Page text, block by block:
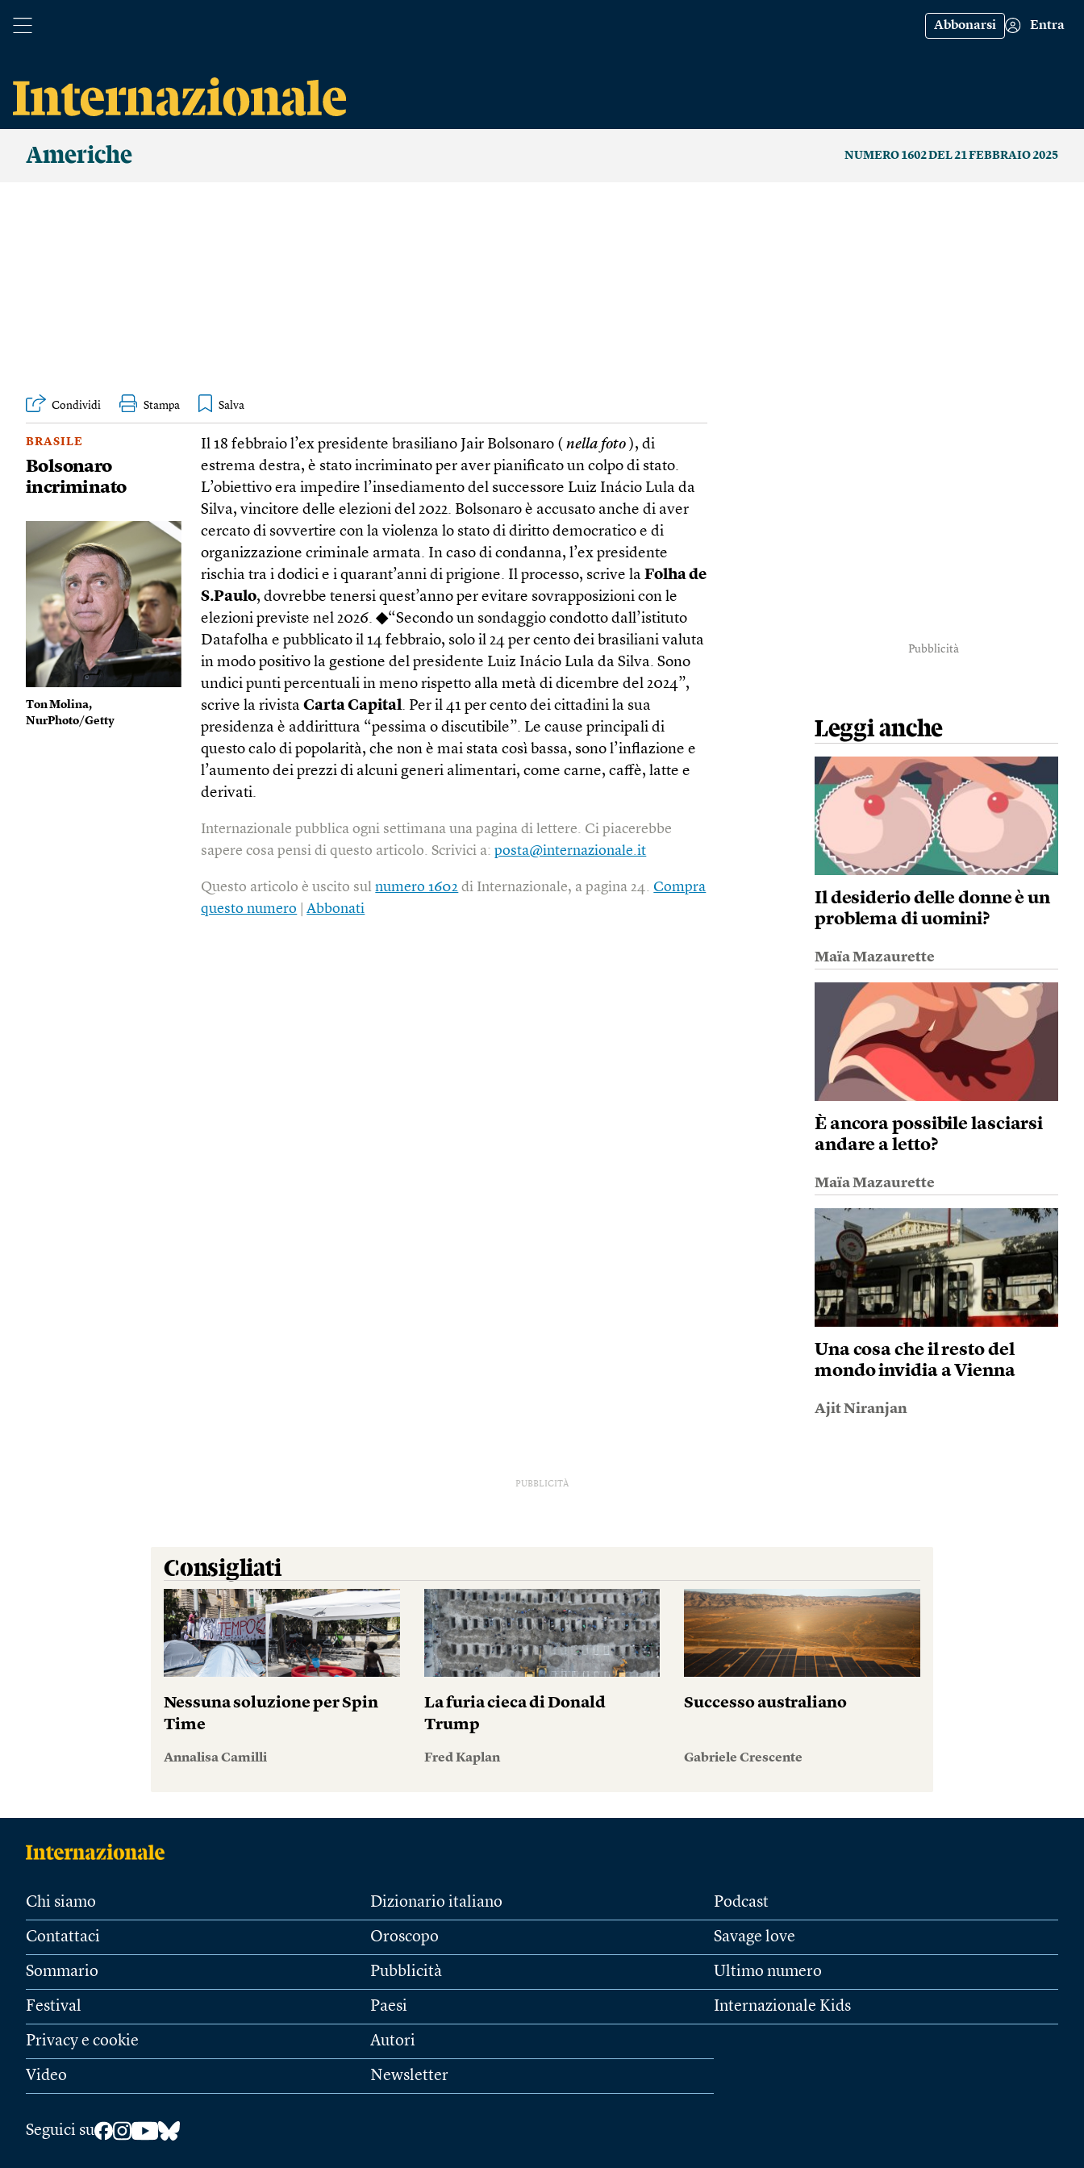
Abbonarsi Entra
Americhe NUMERO 1602 DEL 21 FEBBRAIO 2025
Condividi Stampa
BRASILE
Bolsonaro
incriminato
Ton Molina,
NurPhoto/Getty
Il 18 febbraio l’ex presidente brasiliano Jair Bolsonaro (nella foto ), di
estrema destra, è stato incriminato per aver pianificato un colpo di stato.
L’obiettivo era impedire l’insediamento del successore Luiz Inácio Lula da
Silva, vincitore delle elezioni del 2022. Bolsonaro è accusato anche di aver
cercato di sovvertire con la violenza lo stato di diritto democratico e di
organizzazione criminale armata. In caso di condanna, l’ex presidente
rischia tra i dodici e i quarant’anni di prigione. Il processo, scrive laFolha de
S.Paulo, dovrebbe tenersi quest’anno per evitare sovrapposizioni con le
elezioni previste nel 2026.◆“Secondo un sondaggio condotto dall’istituto
Datafolha e pubblicato il 14 febbraio, solo il 24 per cento dei brasiliani valuta
in modo positivo la gestione del presidente Luiz Inácio Lula da Silva. Sono
undici punti percentuali in meno rispetto alla metà di dicembre del 2024”,
scrive la rivistaCarta Capital. Per il 41 per cento dei cittadini la sua
presidenza è addirittura “pessima o discutibile”. Le cause principali di
questo calo di popolarità, che non è mai stata così bassa, sono l’inflazione e
l’aumento dei prezzi di alcuni generi alimentari, come carne, caffè, latte e
derivati.
Internazionale pubblica ogni settimana una pagina di lettere. Ci piacerebbe
sapere cosa pensi di questo articolo. Scrivici a:posta@internazionale.it
Questo articolo è uscito sulnumero 1602 di Internazionale, a pagina 24.Compra
questo numero |Abbonati
Pubblicità
Leggi anche
Il desiderio delle donne è un
problema di uomini?
Maïa Mazaurette
È ancora possibile lasciarsi
andare a letto?
Maïa Mazaurette
Una cosa che il resto del
mondo invidia a Vienna
Ajit Niranjan
PUBBLICITÀ
Consigliati
Nessuna soluzione per Spin
Time
Annalisa Camilli
La furia cieca di Donald
Trump
Fred Kaplan
Successo australiano
Gabriele Crescente
Chi siamo
Contattaci
Sommario
Festival
Privacy e cookie
Video
Dizionario italiano
Oroscopo
Pubblicità
Paesi
Autori
Newsletter
Podcast
Savage love
Ultimo numero
Internazionale Kids
Seguici su